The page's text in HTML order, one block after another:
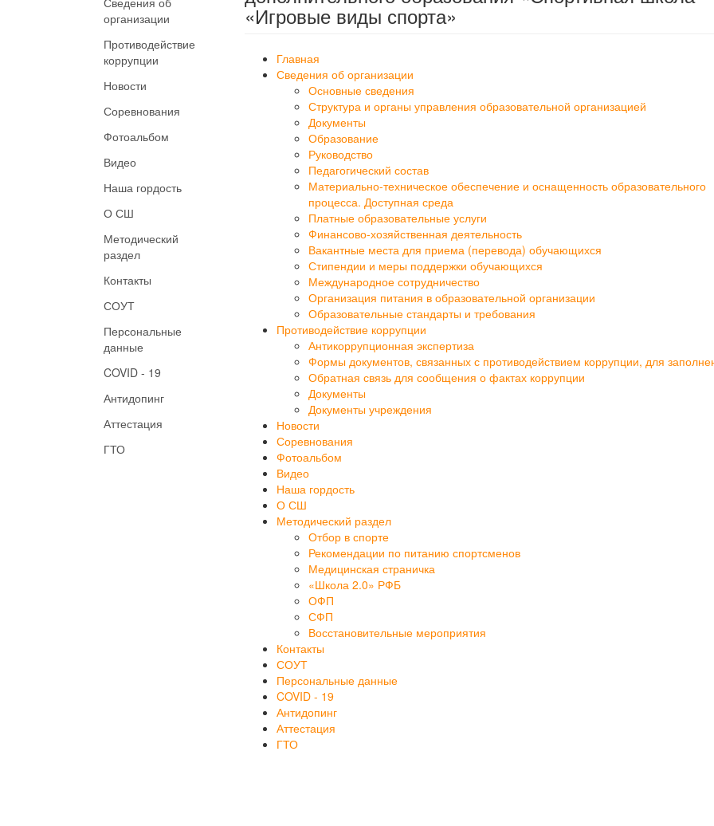
организации
Противодействие
коррупции
Новости
Соревнования
Фотоальбом
Видео
Наша гордость
О СШ
Методический
раздел
Контакты
СОУТ
Персональные
данные
COVID - 19
Антидопинг
Аттестация
ГТО
«Игровые виды спорта»
Главная
Сведения об организации
Основные сведения
Структура и органы управления образовательной организацией
Документы
Образование
Руководство
Педагогический состав
Материально-техническое обеспечение и оснащенность образовательного
процесса. Доступная среда
Платные образовательные услуги
Финансово-хозяйственная деятельность
Вакантные места для приема (перевода) обучающихся
Стипендии и меры поддержки обучающихся
Международное сотрудничество
Организация питания в образовательной организации
Образовательные стандарты и требования
Противодействие коррупции
Антикоррупционная экспертиза
Формы документов, связанных с противодействием коррупции, для
Обратная связь для сообщения о фактах коррупции
Документы
Документы учреждения
Новости
Соревнования
Фотоальбом
Видео
Наша гордость
О СШ
Методический раздел
Отбор в спорте
Рекомендации по питанию спортсменов
Медицинская страничка
«Школа 2.0» РФБ
ОФП
СФП
Восстановительные мероприятия
Контакты
СОУТ
Персональные данные
COVID - 19
Антидопинг
Аттестация
ГТО